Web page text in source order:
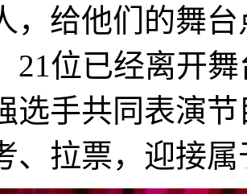
，给他们的舞
21位已经离开
选手共同表演
、拉票，迎接